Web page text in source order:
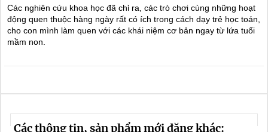
Các nghiên cứu khoa học đã chỉ ra, các trò chơi cùng những hoạt
động quen thuộc hàng ngày rất có ích trong cách dạy trẻ học toán,
cho con mình làm quen với các khái niệm cơ bản ngay từ lứa tuổi
mầm non.
Các thông tin, sản phẩm mới đăng khác: